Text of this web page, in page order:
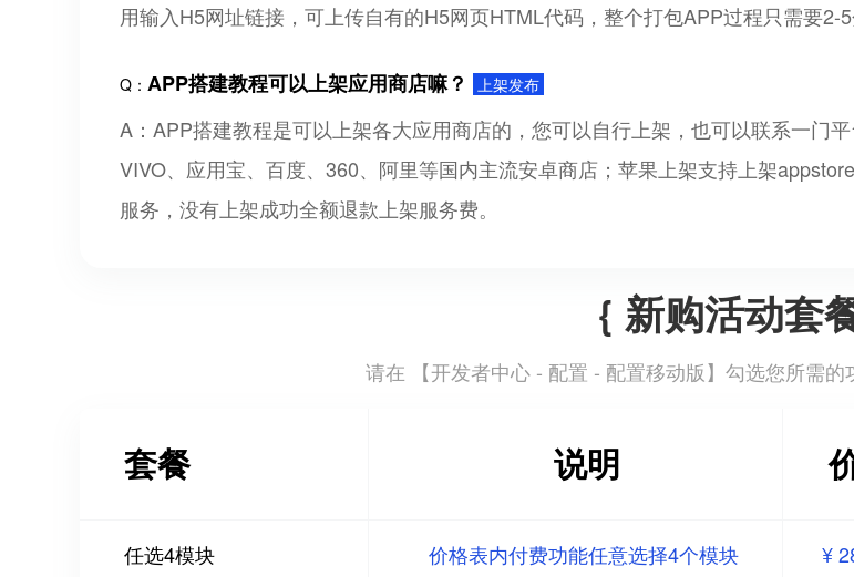
用输入H5网址链接，可上传自有的H5网页HTML代码，整个打包APP过程只需要2-5
Q： APP搭建教程可以上架应用商店嘛？ 上架发布
A：APP搭建教程是可以上架各大应用商店的，您可以自行上架，也可以联系一门
VIVO、应用宝、百度、360、阿里等国内主流安卓商店；苹果上架支持上架
服务，没有上架成功全额退款上架服务费。
{ 新购活动套
请在 【开发者中心 - 配置 - 配置移动版】勾选您所需的
套餐 说明
任选4模块 价格表内付费功能任意选择4个模块 ¥